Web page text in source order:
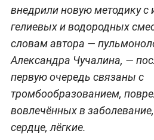
внедрили новую методику с
гелиевых и водородных
словам автора —
Александра Чучалина, —
первую очередь связаны с
тромбообразованием,
вовлечённых в
сердце, лёгкие.